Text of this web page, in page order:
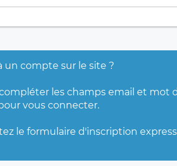
un compte sur le site ?
les champs email et mot
vous connecter.
le formulaire d'inscription